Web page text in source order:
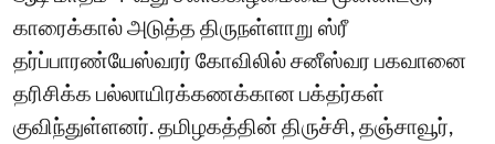
காரைக்கால் அடுத்த திருநள்ளாறு ஸ்ரீ
தர்ப்பாரண்யேஸ்வரர் கோவிலில் சனீஸ்வர பகவானை
தரிசிக்க பல்லாயிரக்கணக்கான பக்தர்கள்
குவிந்துள்ளனர். தமிழகத்தின் திருச்சி, தஞ்சாவூர்,